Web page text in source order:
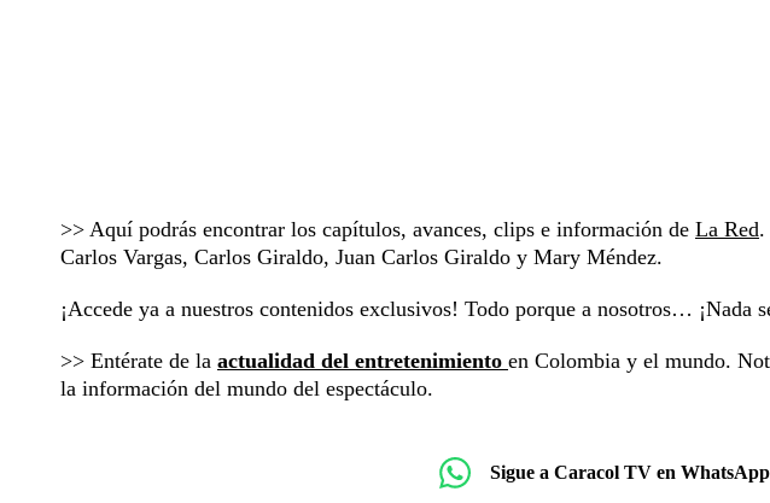
>> Aquí podrás encontrar los capítulos, avances, clips e información de La Red.
Carlos Vargas, Carlos Giraldo, Juan Carlos Giraldo y Mary Méndez.
¡Accede ya a nuestros contenidos exclusivos! Todo porque a nosotros… ¡Nada
>> Entérate de la actualidad del entretenimiento en Colombia y el mundo.
la información del mundo del espectáculo.
Sigue a Caracol TV en WhatsApp